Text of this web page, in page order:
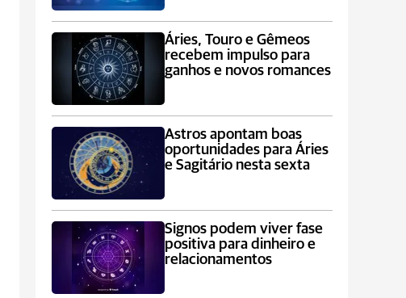
Áries, Touro e Gêmeos
recebem impulso para
ganhos e novos romances
Astros apontam boas
oportunidades para Áries
e Sagitário nesta sexta
Signos podem viver fase
positiva para dinheiro e
relacionamentos